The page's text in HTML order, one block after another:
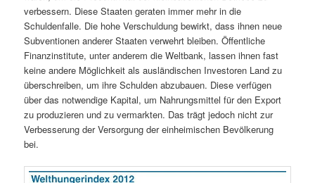
verbessern. Diese Staaten geraten immer mehr in die
Schuldenfalle. Die hohe Verschuldung bewirkt, dass ihnen neue
Subventionen anderer Staaten verwehrt bleiben. Öffentliche
Finanzinstitute, unter anderem die Weltbank, lassen ihnen fast
keine andere Möglichkeit als ausländischen Investoren Land zu
überschreiben, um ihre Schulden abzubauen. Diese verfügen
über das notwendige Kapital, um Nahrungsmittel für den Export
zu produzieren und zu vermarkten. Das trägt jedoch nicht zur
Verbesserung der Versorgung der einheimischen Bevölkerung
bei.